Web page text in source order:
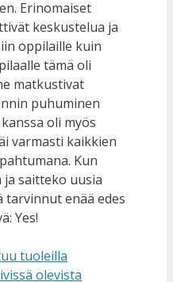
Erinomaiset
keskustelua ja
oppilaille kuin
tämä oli
matkustivat
puhuminen
oli myös
varmasti kaikkien
Kun
ja saitteko uusia
tarvinnut enää edes
Yes!